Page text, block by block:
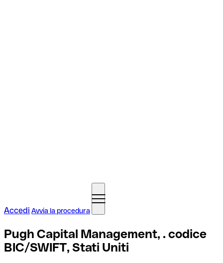
Accedi Avvia la procedura
Pugh Capital Management, . codice
BIC/SWIFT, Stati Uniti